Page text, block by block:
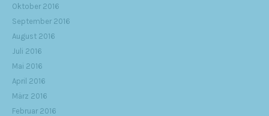
Oktober 2016
September 2016
August 2016
Juli 2016
Mai 2016
April 2016
März 2016
Februar 2016